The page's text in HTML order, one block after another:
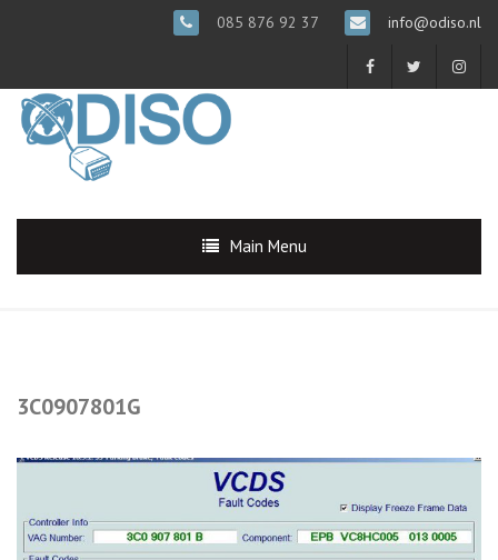
085 876 92 37 info@odiso.nl
Main Menu
3C0907801G